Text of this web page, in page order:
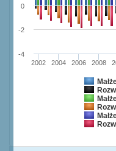
2002 2004 2006 2008
-4
-2
0